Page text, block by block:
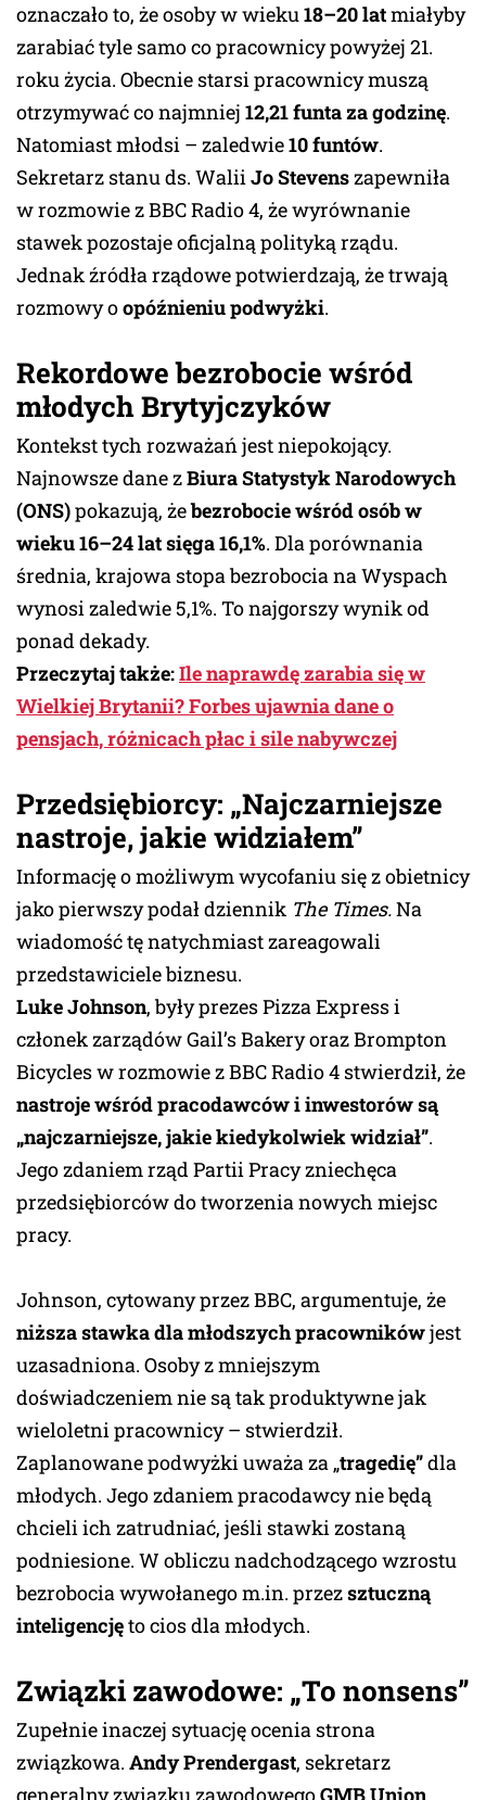
oznaczało to, że osoby w wieku18–20 latmiałyby
zarabiać tyle samo co pracownicy powyżej 21.
roku życia. Obecnie starsi pracownicy muszą
otrzymywać co najmniej 12,21 funta za godzinę.
Natomiast młodsi – zaledwie10 funtów.
Sekretarz stanu ds. WaliiJo Stevenszapewniła
w rozmowie z BBC Radio 4, że wyrównanie
stawek pozostaje oficjalną polityką rządu.
Jednak źródła rządowe potwierdzają, że trwają
rozmowy oopóźnieniu podwyżki.
Rekordowe bezrobocie wśród
młodych Brytyjczyków
Kontekst tych rozważań jest niepokojący.
Najnowsze dane zBiura Statystyk Narodowych
(ONS)pokazują, żebezrobocie wśród osób w
wieku 16–24 lat sięga 16,1%. Dla porównania
średnia, krajowa stopa bezrobocia na Wyspach
wynosi zaledwie 5,1%. To najgorszy wynik od
ponad dekady.
Przeczytaj także:Ile naprawdę zarabia się w
Wielkiej Brytanii? Forbes ujawnia dane o
pensjach, różnicach płac i sile nabywczej
Przedsiębiorcy: „Najczarniejsze
nastroje, jakie widziałem”
Informację o możliwym wycofaniu się z obietnicy
jako pierwszy podał dziennik The Times.Na
wiadomość tę natychmiast zareagowali
przedstawiciele biznesu.
Luke Johnson, były prezes Pizza Express i
członek zarządów Gail’s Bakery oraz Brompton
Bicycles w rozmowie z BBC Radio 4 stwierdził, że
nastroje wśród pracodawców i inwestorów są
„najczarniejsze, jakie kiedykolwiek widział”.
Jego zdaniem rząd Partii Pracy zniechęca
przedsiębiorców do tworzenia nowych miejsc
pracy.
Johnson, cytowany przez BBC, argumentuje, że
niższa stawka dla młodszych pracownikówjest
uzasadniona. Osoby z mniejszym
doświadczeniem nie są tak produktywne jak
wieloletni pracownicy – stwierdził.
Zaplanowane podwyżki uważa za „tragedię”dla
młodych. Jego zdaniem pracodawcy nie będą
chcieli ich zatrudniać, jeśli stawki zostaną
podniesione. W obliczu nadchodzącego wzrostu
bezrobocia wywołanego m.in. przezsztuczną
inteligencjęto cios dla młodych.
Związki zawodowe: „To nonsens”
Zupełnie inaczej sytuację ocenia strona
związkowa. Andy Prendergast, sekretarz